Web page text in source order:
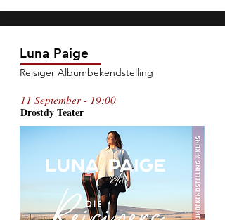
Luna Paige
Reisiger Albumbekendstelling
11 September - 19:00
Drostdy Teater